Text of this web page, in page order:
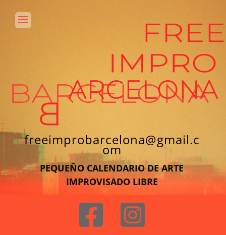
freeimprobarcelona@gmail.c
om
PEQUEÑO CALENDARIO DE ARTE
IMPROVISADO LIBRE